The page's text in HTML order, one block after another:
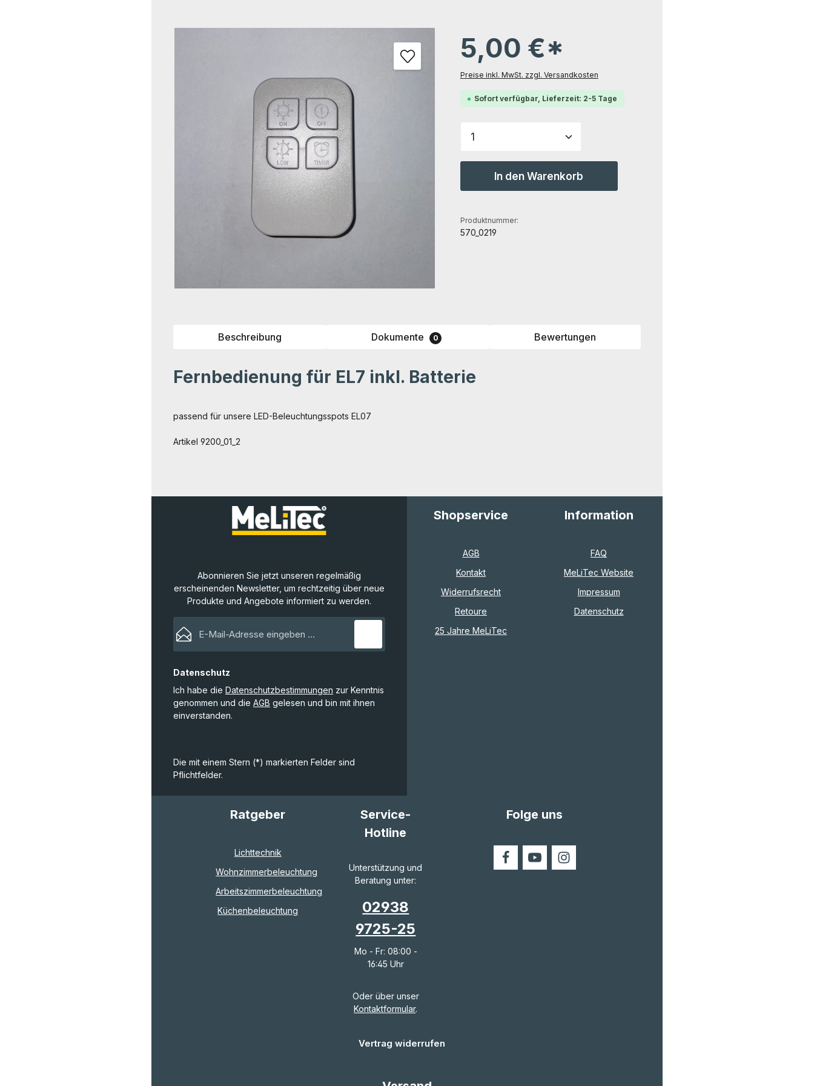
5,00 €*
Preise inkl. MwSt. zzgl. Versandkosten
Sofort verfügbar, Lieferzeit: 2-5 Tage
Produkt Anzahl: Gib den gewünschten Wert ein
In den Warenkorb
Produktnummer:
570_0219
Beschreibung Dokumente 0 Bewertungen
Fernbedienung für EL7 inkl. Batterie
passend für unsere LED-Beleuchtungsspots EL07
Artikel 9200_01_2
Abonnieren Sie jetzt unseren regelmäßig
erscheinenden Newsletter, um rechtzeitig über neue
Produkte und Angebote informiert zu werden.
Datenschutz
Ich habe die Datenschutzbestimmungen zur Kenntnis
genommen und die AGB gelesen und bin mit ihnen
einverstanden.
Die mit einem Stern (*) markierten Felder sind
Pflichtfelder.
Shopservice
AGB
Kontakt
Widerrufsrecht
Retoure
25 Jahre MeLiTec
Information
FAQ
MeLiTec Website
Impressum
Datenschutz
Ratgeber
Lichttechnik
Wohnzimmerbeleuchtung
Arbeitszimmerbeleuchtung
Küchenbeleuchtung
Service-
Hotline
Unterstützung und
Beratung unter:
02938
9725-25
Mo - Fr: 08:00 -
16:45 Uhr
Oder über unser
Kontaktformular.
Vertrag widerrufen
Folge uns